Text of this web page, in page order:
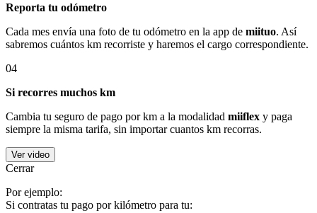
Reporta tu odómetro
Cada mes envía una foto de tu odómetro en la app de miituo. Así
sabremos cuántos km recorriste y haremos el cargo correspondiente.
04
Si recorres muchos km
Cambia tu seguro de pago por km a la modalidad miiflex y paga
siempre la misma tarifa, sin importar cuantos km recorras.
Ver video
Cerrar
Por ejemplo:
Si contratas tu pago por kilómetro para tu: